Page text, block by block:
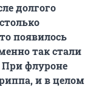
долгого
появилось
так стали
флуроне
и в целом